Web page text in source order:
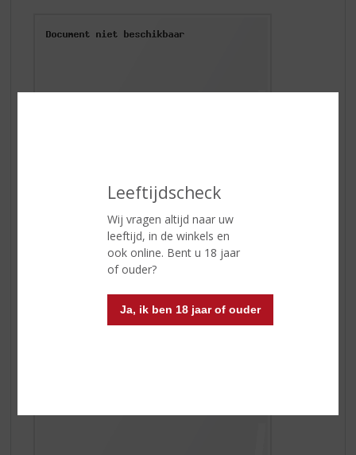
Leeftijdscheck
Wij vragen altijd naar uw
leeftijd, in de winkels en
ook online. Bent u 18 jaar
of ouder?
Ja, ik ben 18 jaar of ouder
Watermelon Fizz
Watermeloen is zomer! De sprankelende watermeloen
cocktail is een 'Must Have To Try'. Deze populaire
en wordt gemaakt metWatermelon van De Kuyper
Genieten maar!